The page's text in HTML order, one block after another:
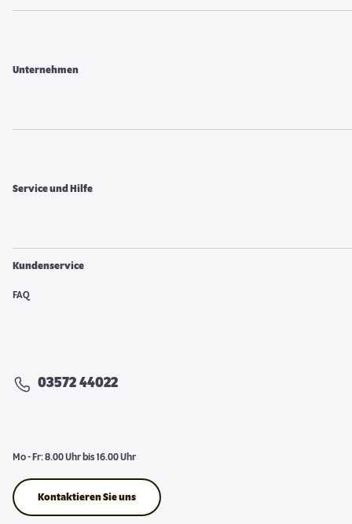
Unternehmen
Service und Hilfe
Kundenservice
FAQ
03572 44022
Mo - Fr: 8.00 Uhr bis 16.00 Uhr
Kontaktieren Sie uns